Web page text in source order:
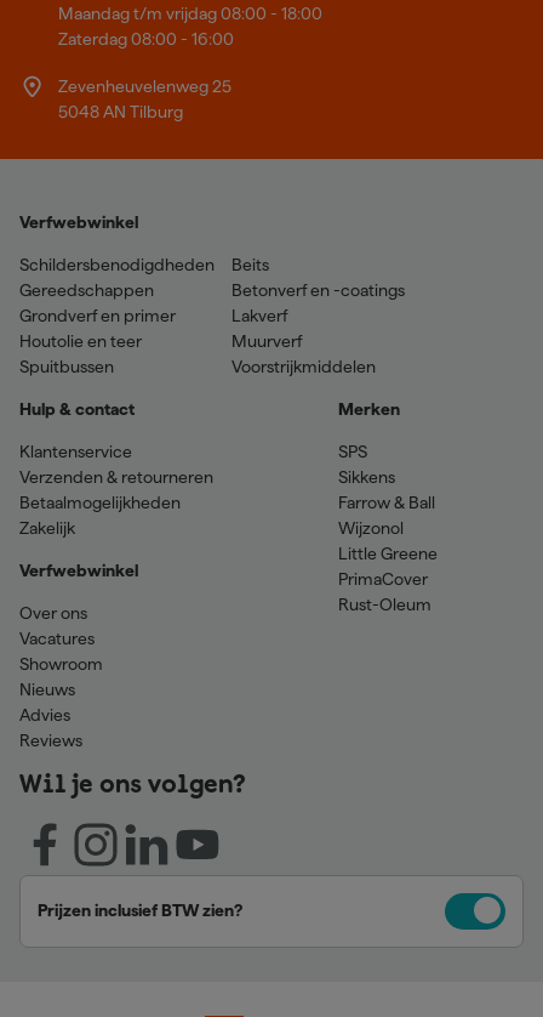
Maandag t/m vrijdag 08:00 - 18:00
Zaterdag 08:00 - 16:00
Zevenheuvelenweg 25
5048 AN Tilburg
Verfwebwinkel
Schildersbenodigdheden
Gereedschappen
Grondverf en primer
Houtolie en teer
Spuitbussen
Beits
Betonverf en -coatings
Lakverf
Muurverf
Voorstrijkmiddelen
Hulp & contact
Klantenservice
Verzenden & retourneren
Betaalmogelijkheden
Zakelijk
Verfwebwinkel
Over ons
Vacatures
Showroom
Nieuws
Advies
Reviews
Merken
SPS
Sikkens
Farrow & Ball
Wijzonol
Little Greene
PrimaCover
Rust-Oleum
Wil je ons volgen?
Prijzen inclusief BTW zien?